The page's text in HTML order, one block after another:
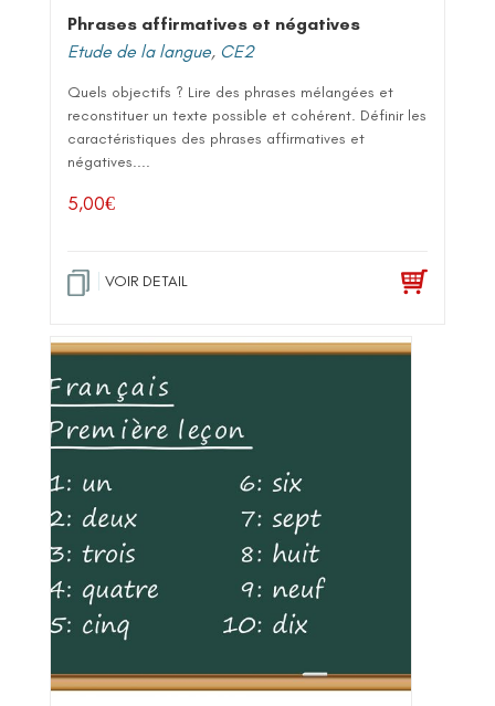
Phrases affirmatives et négatives
Etude de la langue, CE2
Quels objectifs ? Lire des phrases mélangées et
reconstituer un texte possible et cohérent. Définir les
caractéristiques des phrases affirmatives et
négatives....
5,00€
VOIR DETAIL